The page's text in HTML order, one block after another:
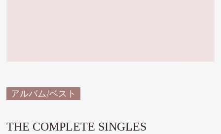
アルバム/ベスト
THE COMPLETE SINGLES